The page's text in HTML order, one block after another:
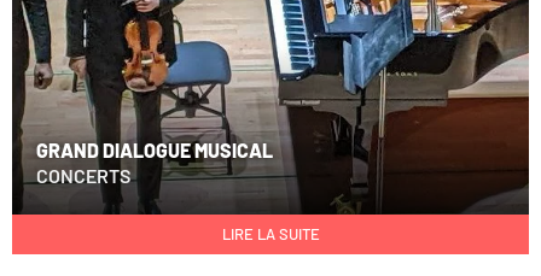
GRAND DIALOGUE MUSICAL
CONCERTS
LIRE LA SUITE